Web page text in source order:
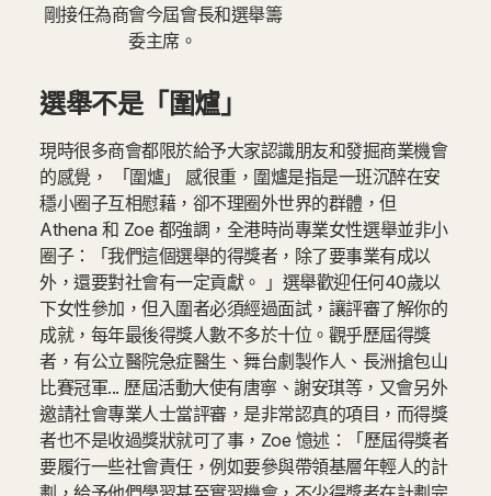
剛接任為商會今屆會長和選舉籌
委主席。
選舉不是「圍爐」
現時很多商會都限於給予大家認識朋友和發掘商業機會
的感覺， 「圍爐」 感很重，圍爐是指是一班沉醉在安
穩小圈子互相慰藉，卻不理圈外世界的群體，但
Athena 和 Zoe 都強調，全港時尚專業女性選舉並非小
圈子：「我們這個選舉的得獎者，除了要事業有成以
外，還要對社會有一定貢獻。 」選舉歡迎任何40歲以
下女性參加，但入圍者必須經過面試，讓評審了解你的
成就，每年最後得獎人數不多於十位。觀乎歷屆得獎
者，有公立醫院急症醫生、舞台劇製作人、長洲搶包山
比賽冠軍... 歷屆活動大使有唐寧、謝安琪等，又會另外
邀請社會專業人士當評審，是非常認真的項目，而得獎
者也不是收過獎狀就可了事，Zoe 憶述：「歷屆得獎者
要履行一些社會責任，例如要參與帶領基層年輕人的計